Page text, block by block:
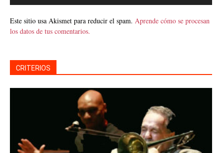
Este sitio usa Akismet para reducir el spam. Aprende cómo se procesan
los datos de tus comentarios.
CRITERIOS